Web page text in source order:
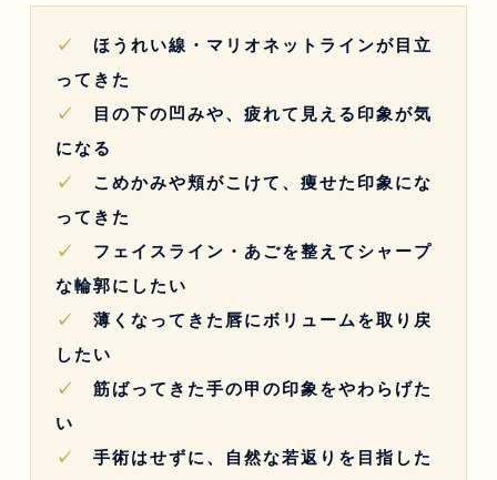
✓
ほうれい線・マリオネットラインが目立
ってきた
✓
目の下の凹みや、疲れて見える印象が気
になる
✓
こめかみや頬がこけて、痩せた印象にな
ってきた
✓
フェイスライン・あごを整えてシャープ
な輪郭にしたい
✓
薄くなってきた唇にボリュームを取り戻
したい
✓
筋ばってきた手の甲の印象をやわらげた
い
✓
手術はせずに、自然な若返りを目指した